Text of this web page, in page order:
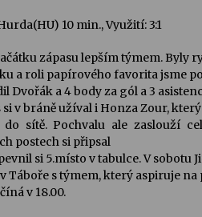
10 min., Využití: 3:1
zápasu lepším týmem. Byly
a roli papírového favorita jsme
Dvořák a 4 body za gól a 3
si v bráně užíval i Honza Zour,
sítě. Pochvalu ale zaslouží
postech si připsal
si 5.místo v tabulce. V sobotu
Táboře s týmem, který aspiruje na
v 18.00.